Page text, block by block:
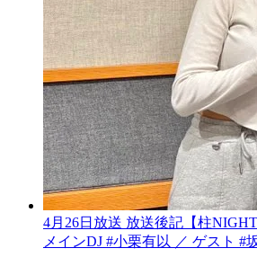
4月26日放送 放送後記【柱
メインDJ #小栗有以 ／ ゲスト #